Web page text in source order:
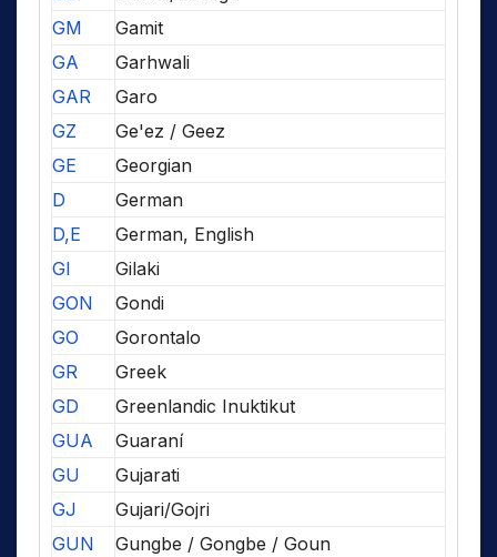
GM
Gamit
GA
Garhwali
GAR
Garo
GZ
Ge'ez / Geez
GE
Georgian
D
German
D,E
German, English
GI
Gilaki
GON
Gondi
GO
Gorontalo
GR
Greek
GD
Greenlandic Inuktikut
GUA
Guaraní
GU
Gujarati
GJ
Gujari/Gojri
GUN
Gungbe / Gongbe / Goun